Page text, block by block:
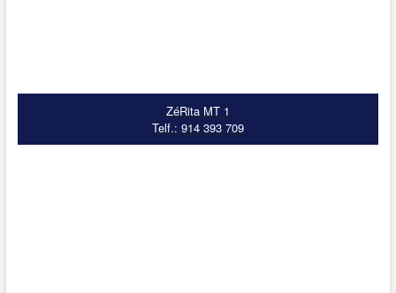
ZéRita MT 1
Telf.: 914 393 709